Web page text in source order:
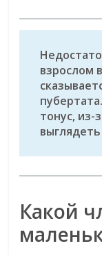
взрослом
тонус, из-
Какой